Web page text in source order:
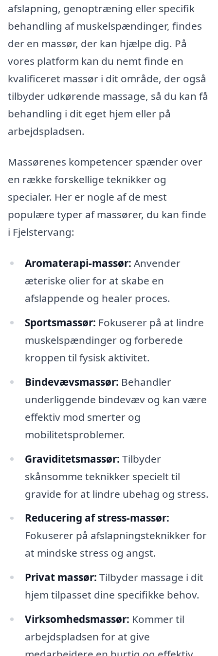
afslapning, genoptræning eller specifik
behandling af muskelspændinger, findes
der en massør, der kan hjælpe dig. På
vores platform kan du nemt finde en
kvalificeret massør i dit område, der også
tilbyder udkørende massage, så du kan få
behandling i dit eget hjem eller på
arbejdspladsen.
Massørenes kompetencer spænder over
en række forskellige teknikker og
specialer. Her er nogle af de mest
populære typer af massører, du kan finde
i Fjelstervang:
Aromaterapi-massør: Anvender
æteriske olier for at skabe en
afslappende og healer proces.
Sportsmassør: Fokuserer på at lindre
muskelspændinger og forberede
kroppen til fysisk aktivitet.
Bindevævsmassør: Behandler
underliggende bindevæv og kan være
effektiv mod smerter og
mobilitetsproblemer.
Graviditetsmassør: Tilbyder
skånsomme teknikker specielt til
gravide for at lindre ubehag og stress.
Reducering af stress-massør:
Fokuserer på afslapningsteknikker for
at mindske stress og angst.
Privat massør: Tilbyder massage i dit
hjem tilpasset dine specifikke behov.
Virksomhedsmassør: Kommer til
arbejdspladsen for at give